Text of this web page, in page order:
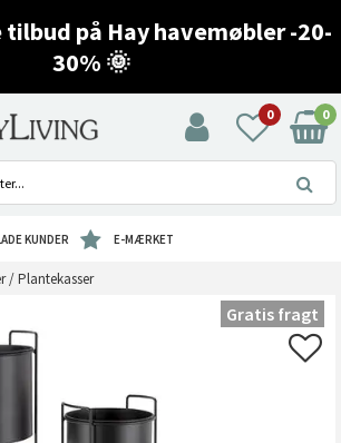
tilbud på Hay havemøbler -20-
30% 🌞
0 0
KUNDER E-MÆRKET
/ Plantekasser
Gratis fragt